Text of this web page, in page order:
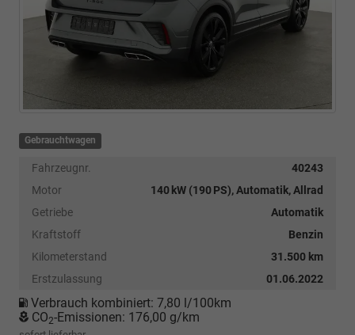
Gebrauchtwagen
Fahrzeugnr.
40243
Motor
140 kW (190 PS), Automatik, Allrad
Getriebe
Automatik
Kraftstoff
Benzin
Kilometerstand
31.500 km
Erstzulassung
01.06.2022
Verbrauch kombiniert: 7,80 l/100km
CO2-Emissionen: 176,00 g/km